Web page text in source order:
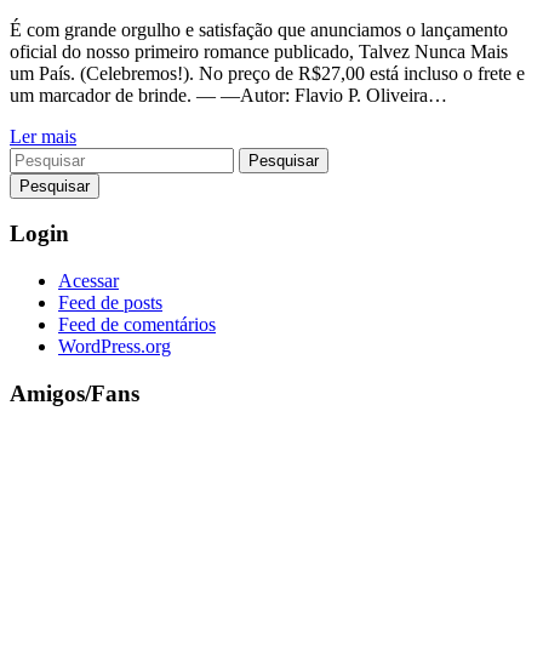
É com grande orgulho e satisfação que anunciamos o lançamento
oficial do nosso primeiro romance publicado, Talvez Nunca Mais
um País. (Celebremos!). No preço de R$27,00 está incluso o frete e
um marcador de brinde. — —Autor: Flavio P. Oliveira…
Ler mais
Pesquisar
Login
Acessar
Feed de posts
Feed de comentários
WordPress.org
Amigos/Fans